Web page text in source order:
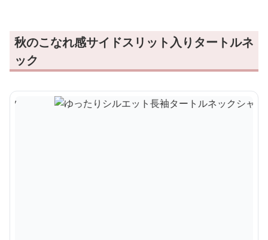
秋のこなれ感サイドスリット入りタートルネ
ック